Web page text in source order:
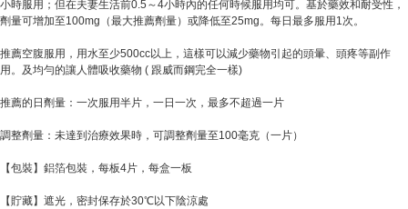
小時服用；但在夫妻生活前0.5～4小時內的任何時候服用均可。基於藥效和耐受性，
劑量可增加至100mg（最大推薦劑量）或降低至25mg。每日最多服用1次。
推薦空腹服用，用水至少500cc以上，這樣可以減少藥物引起的頭暈、頭疼等副作
用。及均勻的讓人體吸收藥物 ( 跟威而鋼完全一樣)
推薦的日劑量：一次服用半片，一日一次，最多不超過一片
調整劑量：未達到治療效果時，可調整劑量至100毫克（一片）
【包裝】鋁箔包裝，每板4片，每盒一板
【貯藏】遮光，密封保存於30℃以下陰涼處